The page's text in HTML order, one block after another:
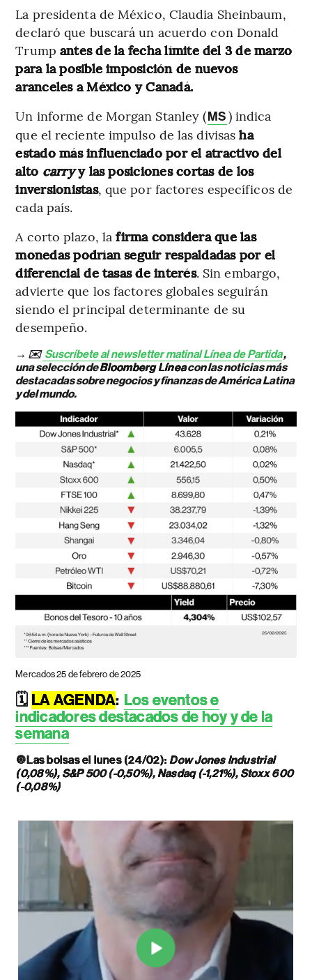
La presidenta de México, Claudia Sheinbaum,
declaró que buscará un acuerdo con Donald
Trump antes de la fecha límite del 3 de marzo
para la posible imposición de nuevos
aranceles a México y Canadá.
Un informe de Morgan Stanley (MS) indica
que el reciente impulso de las divisasha
estado más influenciado por el atractivo del
alto carryy las posiciones cortas de los
inversionistas, que por factores específicos de
cada país.
A corto plazo, la firma considera que las
monedas podrían seguir respaldadas por el
diferencial de tasas de interés. Sin embargo,
advierte que los factores globales seguirán
siendo el principal determinante de su
desempeño.
→ ✉️ Suscríbete al newsletter matinal Línea de Partida,
una selección deBloomberg Líneacon las noticias más
destacadas sobre negocios y finanzas de América Latina
y del mundo.
Mercados 25 de febrero de 2025
🗓️ LA AGENDA: Los eventos e
indicadores destacados de hoy y de la
semana
🔘Las bolsas el lunes (24/02):Dow Jones Industrial
(0,08%), S&P 500 (-0,50%), Nasdaq (-1,21%), Stoxx 600
(-0,08%)